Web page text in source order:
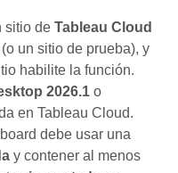
sitio deTableau Cloud
(o un sitio de prueba), y
habilite la función.
2026.1 o
en Tableau Cloud.
debe usar una
y contener al menos